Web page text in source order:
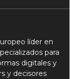
líder en
para
digitales y
y decisores